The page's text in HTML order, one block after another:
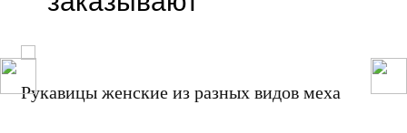
Рукавицы женские из разных видов меха